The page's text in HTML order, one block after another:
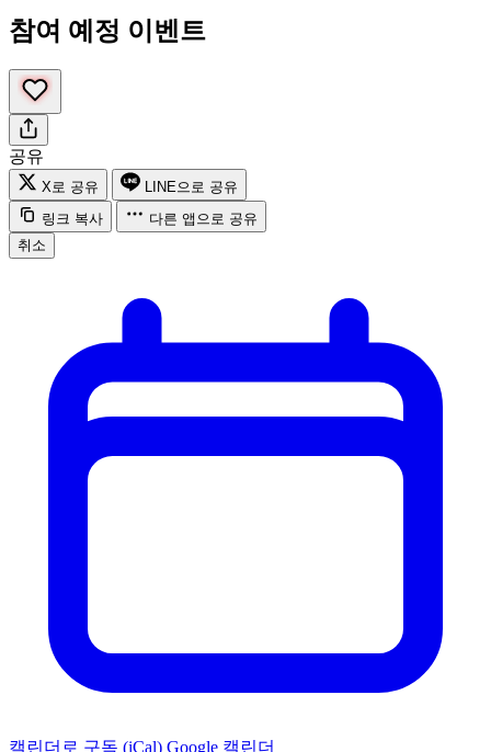
참여 예정 이벤트
공유
X로 공유
LINE으로 공유
링크 복사
다른 앱으로 공유
취소
캘린더로 구독 (iCal) Google 캘린더